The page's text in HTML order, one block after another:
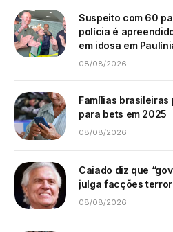
Suspeito com 60
polícia é
em idosa em
08/08/2026
Famílias brasileiras
para bets em 2025
08/08/2026
Caiado diz que
julga facções
08/08/2026